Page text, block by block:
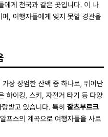
에게 천국과 같은 곳입니다. 이 나
, 여행자들에게 잊지 못할 경관을
장 장엄한 산맥 중 하나로, 뛰어난
하이킹, 스키, 자전거 타기 등 다양
받고 있습니다. 특히 잘츠부르크
프스의 계곡으로 여행자들을 사로